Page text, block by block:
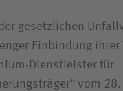
Ihnen helfen?
gesetzlichen
Einbindung ihrer
Dienstleister für
vom